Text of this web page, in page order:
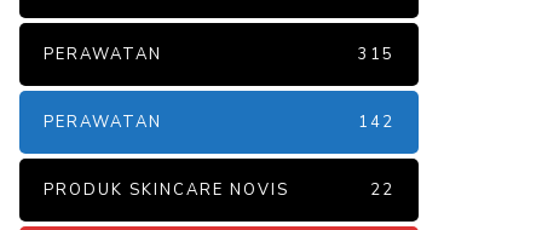
PERAWATAN 315
PERAWATAN 142
PRODUK SKINCARE NOVIS 22